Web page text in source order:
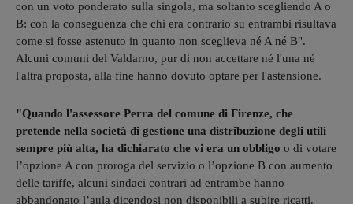
con un voto ponderato sulla singola, ma soltanto scegliendo A o
B: con la conseguenza che chi era contrario su entrambi risultava
come si fosse astenuto in quanto non sceglieva né A né B".
Alcuni comuni del Valdarno, pur di non accettare né l'una né
l'altra proposta, alla fine hanno dovuto optare per l'astensione.
"Quando l'assessore Perra del comune di Firenze, che
pretende nella società di gestione una distribuzione degli utili
sempre più alta, ha dichiarato che vi era un obbligo o di votare
l’opzione A con proroga del servizio o l’opzione B con aumento
delle tariffe, alcuni sindaci contrari ad entrambe hanno
abbandonato l’aula dicendosi non disponibili a subire ricatti.